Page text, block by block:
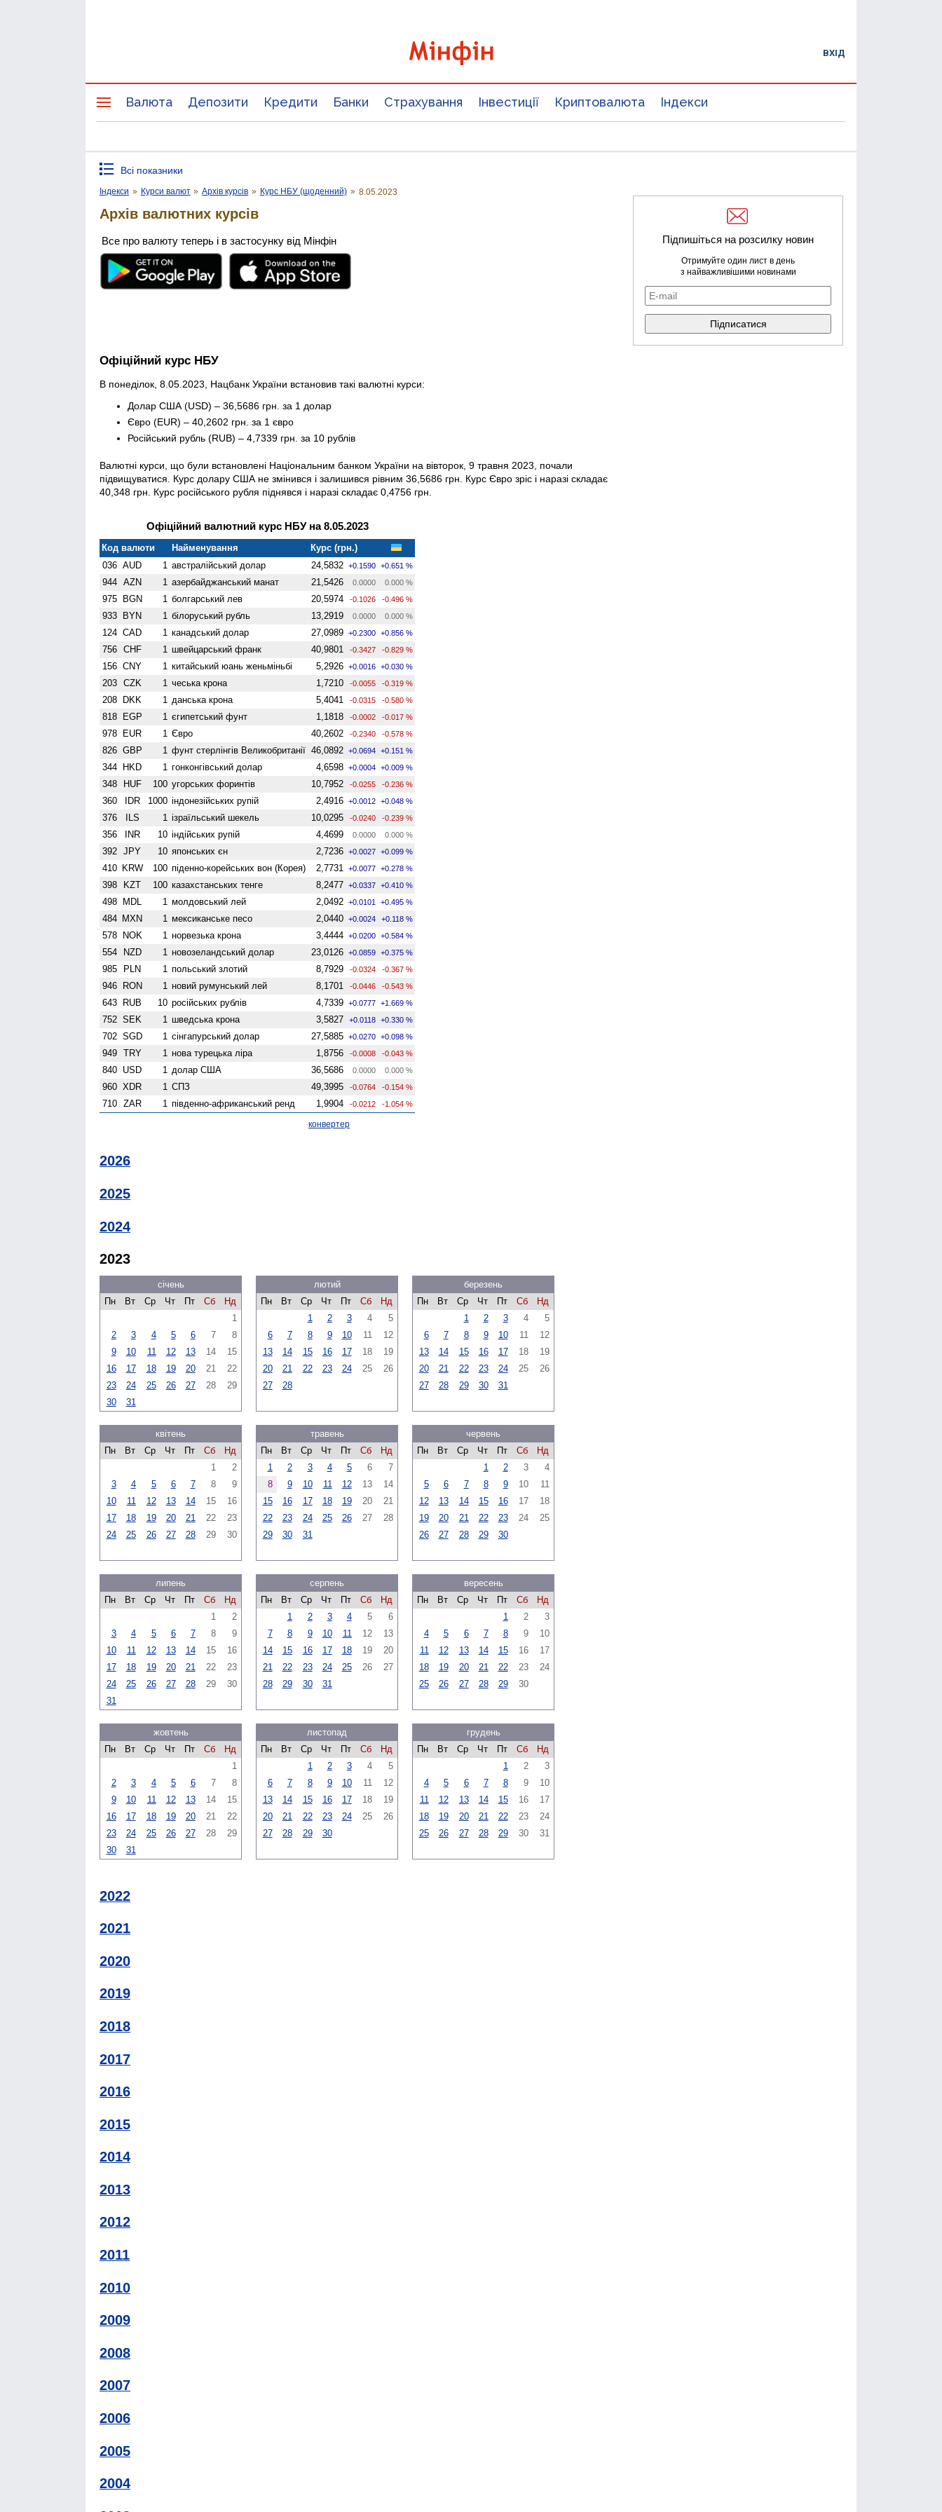
ВХІД
Валюта Депозити Кредити Банки Страхування Інвестиції Криптовалюта Індекси
Всі показники
Індекси » Курси валют » Архів курсів » Курс НБУ (щоденний) » 8.05.2023
Архів валютних курсів
Все про валюту теперь і в застосунку від Мінфін
Офіційний курс НБУ
В понеділок, 8.05.2023, Нацбанк України встановив такі валютні курси:
Долар США (USD) – 36,5686 грн. за 1 долар
Євро (EUR) – 40,2602 грн. за 1 євро
Російський рубль (RUB) – 4,7339 грн. за 10 рублів
Валютні курси, що були встановлені Національним банком України на вівторок, 9 травня 2023, почали
підвищуватися. Курс долару США не змінився і залишився рівним 36,5686 грн. Курс Євро зріс і наразі складає
40,348 грн. Курс російського рубля піднявся і наразі складає 0,4756 грн.
Офіційний валютний курс НБУ на 8.05.2023
Код валюти Найменування
Курс (грн.)
036 AUD 1 австралійський долар 24,5832 +0.1590 +0.651 %
944 AZN 1 азербайджанський манат 21,5426 0.0000 0.000 %
975 BGN 1 болгарський лев 20,5974 -0.1026 -0.496 %
933 BYN 1 білоруський рубль 13,2919 0.0000 0.000 %
124 CAD 1 канадський долар 27,0989 +0.2300 +0.856 %
756 CHF 1 швейцарський франк 40,9801 -0.3427 -0.829 %
156 CNY 1 китайський юань женьмiньбi 5,2926 +0.0016 +0.030 %
203 CZK 1 чеська крона 1,7210 -0.0055 -0.319 %
208 DKK 1 данська крона 5,4041 -0.0315 -0.580 %
818 EGP 1 єгипетський фунт 1,1818 -0.0002 -0.017 %
978 EUR 1 Євро 40,2602 -0.2340 -0.578 %
826 GBP 1 фунт стерлінгів Велико­британії 46,0892 +0.0694 +0.151 %
344 HKD 1 гонконгівський долар 4,6598 +0.0004 +0.009 %
348 HUF 100 угорських форинтів 10,7952 -0.0255 -0.236 %
360 IDR 1000 індонезійських рупій 2,4916 +0.0012 +0.048 %
376 ILS 1 ізраїльський шекель 10,0295 -0.0240 -0.239 %
356 INR 10 індійських рупій 4,4699 0.0000 0.000 %
392 JPY 10 японських єн 2,7236 +0.0027 +0.099 %
410 KRW 100 піденно-корейських вон (Корея) 2,7731 +0.0077 +0.278 %
398 KZT 100 казахстанських тенге 8,2477 +0.0337 +0.410 %
498 MDL 1 молдовський лей 2,0492 +0.0101 +0.495 %
484 MXN 1 мексиканське песо 2,0440 +0.0024 +0.118 %
578 NOK 1 норвезька крона 3,4444 +0.0200 +0.584 %
554 NZD 1 ново­зеландський долар 23,0126 +0.0859 +0.375 %
985 PLN 1 польський злотий 8,7929 -0.0324 -0.367 %
946 RON 1 новий румунський лей 8,1701 -0.0446 -0.543 %
643 RUB 10 російських рублів 4,7339 +0.0777 +1.669 %
752 SEK 1 шведська крона 3,5827 +0.0118 +0.330 %
702 SGD 1 сінгапурський долар 27,5885 +0.0270 +0.098 %
949 TRY 1 нова турецька ліра 1,8756 -0.0008 -0.043 %
840 USD 1 долар США 36,5686 0.0000 0.000 %
960 XDR 1 СПЗ 49,3995 -0.0764 -0.154 %
710 ZAR 1 південно-африканський ренд 1,9904 -0.0212 -1.054 %
конвертер
2026
2025
2024
2023
січень
Пн
Вт Ср Чт Пт Сб
Нд
1
2
3 4 5 6 7
8
9
10 11 12 13 14
15
16
17 18 19 20 21
22
23
24 25 26 27 28
29
30
31
лютий
Пн
Вт Ср Чт Пт Сб
Нд
1
2 3 4
5
6
7 8 9 10 11
12
13
14 15 16 17 18
19
20
21 22 23 24 25
26
27
28
березень
Пн
Вт Ср Чт Пт Сб
Нд
1
2 3 4
5
6
7 8 9 10 11
12
13
14 15 16 17 18
19
20
21 22 23 24 25
26
27
28 29 30 31
квітень
Пн
Вт Ср Чт Пт Сб
Нд
1
2
3
4 5 6 7 8
9
10
11 12 13 14 15
16
17
18 19 20 21 22
23
24
25 26 27 28 29 30
травень
Пн
Вт Ср Чт Пт Сб
Нд
1
2 3 4 5 6
7
8
9 10 11 12 13
14
15
16 17 18 19 20
21
22
23 24 25 26 27
28
29
30 31
червень
Пн
Вт Ср Чт Пт Сб
Нд
1
2 3
4
5
6 7 8 9 10
11
12
13 14 15 16 17
18
19
20 21 22 23 24
25
26
27 28 29 30
липень
Пн
Вт Ср Чт Пт Сб
Нд
1
2
3
4 5 6 7 8
9
10
11 12 13 14 15
16
17
18 19 20 21 22
23
24
25 26 27 28 29
30
31
серпень
Пн
Вт Ср Чт Пт Сб
Нд
1
2 3 4 5
6
7
8 9 10 11 12
13
14
15 16 17 18 19
20
21
22 23 24 25 26
27
28
29 30 31
вересень
Пн
Вт Ср Чт Пт Сб
Нд
1
2
3
4
5 6 7 8 9
10
11
12 13 14 15 16
17
18
19 20 21 22 23
24
25
26 27 28 29 30
жовтень
Пн
Вт Ср Чт Пт Сб
Нд
1
2
3 4 5 6 7
8
9
10 11 12 13 14
15
16
17 18 19 20 21
22
23
24 25 26 27 28
29
30
31
листопад
Пн
Вт Ср Чт Пт Сб
Нд
1
2 3 4
5
6
7 8 9 10 11
12
13
14 15 16 17 18
19
20
21 22 23 24 25
26
27
28 29 30
грудень
Пн
Вт Ср Чт Пт Сб
Нд
1
2
3
4
5 6 7 8 9
10
11
12 13 14 15 16
17
18
19 20 21 22 23
24
25
26 27 28 29 30 31
2022
2021
2020
2019
2018
2017
2016
2015
2014
2013
2012
2011
2010
2009
2008
2007
2006
2005
2004
Підпишіться на розсилку новин
Отримуйте один лист в день
з найважливішими новинами